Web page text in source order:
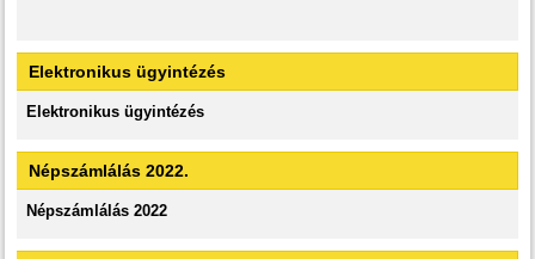
Elektronikus ügyintézés
Elektronikus ügyintézés
Népszámlálás 2022.
Népszámlálás 2022